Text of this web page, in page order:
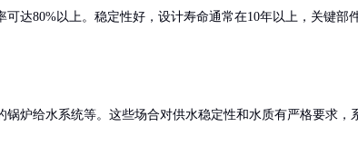
达80%以上。稳定性好，设计寿命通常在10年以上，关键部
炉给水系统等。这些场合对供水稳定性和水质有严格要求，